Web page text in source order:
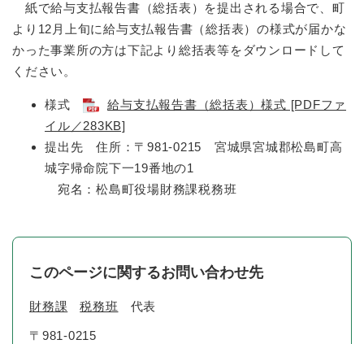
紙で給与支払報告書（総括表）を提出される場合で、町
より12月上旬に給与支払報告書（総括表）の様式が届かな
かった事業所の方は下記より総括表等をダウンロードして
ください。
様式
給与支払報告書（総括表）様式 [PDFファ
イル／283KB]
提出先 住所：〒981-0215 宮城県宮城郡松島町高
城字帰命院下一19番地の1
宛名：松島町役場財務課税務班
このページに関するお問い合わせ先
財務課 税務班 代表
〒981-0215